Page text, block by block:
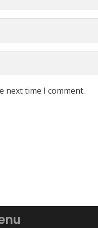
next time I comment.